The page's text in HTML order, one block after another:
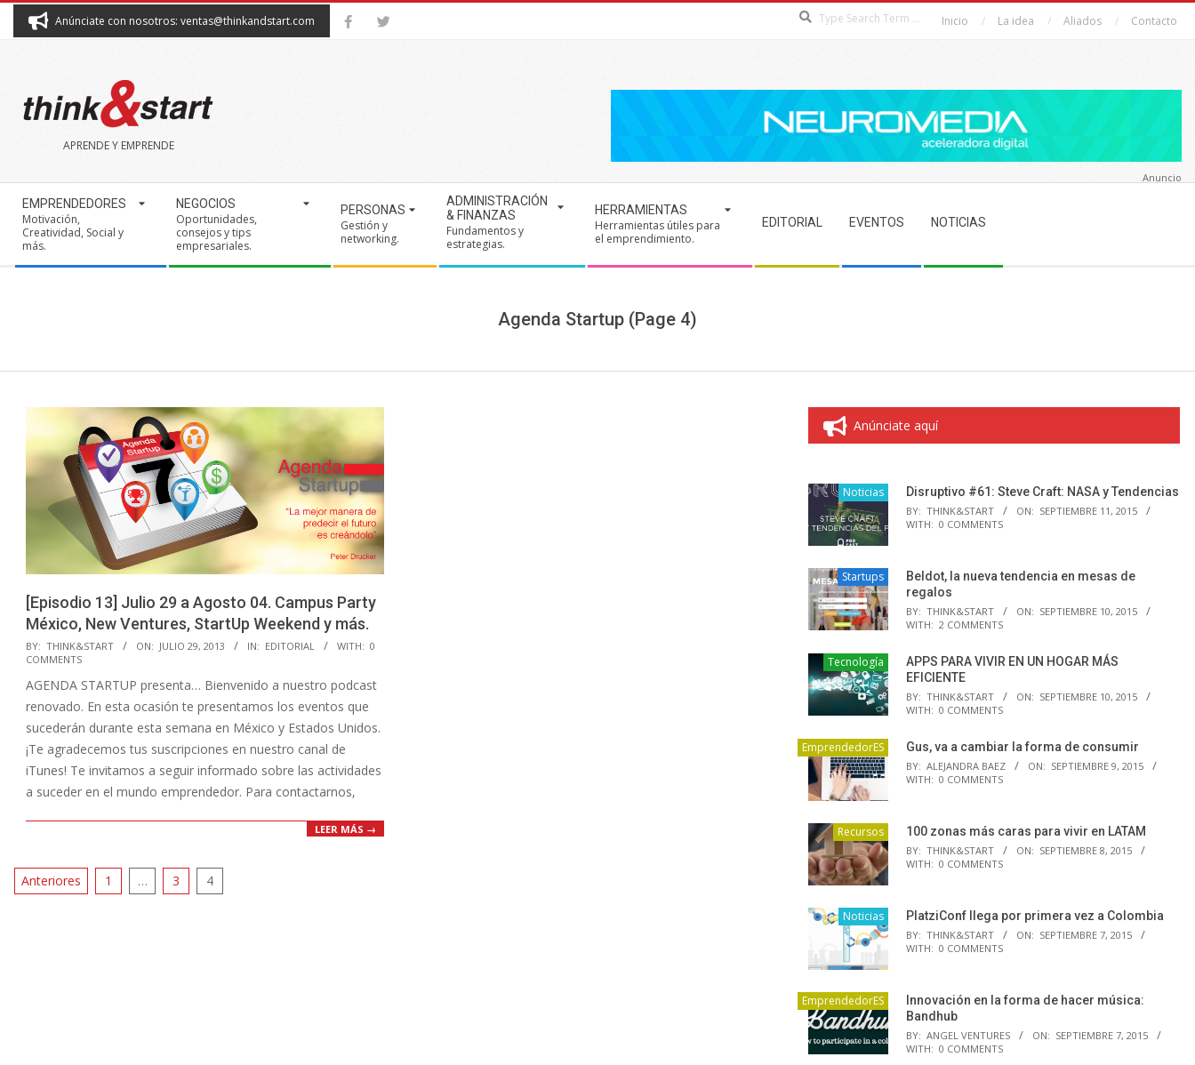
Anúnciate con nosotros: ventas@thinkandstart.com Inicio La idea Aliados Contacto
THINK&START
APRENDE Y EMPRENDE
Navigation
Menu
EMPRENDEDORES
Motivación,
Creatividad, Social y
más.
NEGOCIOS
Oportunidades,
consejos y tips
empresariales.
PERSONAS
Gestión y
networking.
ADMINISTRACIÓN
& FINANZAS
Fundamentos y
estrategias.
HERRAMIENTAS
Herramientas útiles para
el emprendimiento.
EDITORIAL EVENTOS NOTICIAS
Anuncio
Agenda Startup (Page 4)
[Episodio 13] Julio 29 a Agosto 04. Campus Party
México, New Ventures, StartUp Weekend y más.
2013-
07-
29
BY: THINK&START ON: JULIO 29, 2013 IN: EDITORIAL WITH: 0
COMMENTS
AGENDA STARTUP presenta… Bienvenido a nuestro podcast
renovado. En esta ocasión te presentamos los eventos que
sucederán durante esta semana en México y Estados Unidos.
¡Te agradecemos tus suscripciones en nuestro canal de
iTunes! Te invitamos a seguir informado sobre las actividades
a suceder en el mundo emprendedor. Para contactarnos,
LEER MÁS →
Paginación
Anteriores 1 … 3 4
Anúnciate aquí
Noticias Disruptivo #61: Steve Craft: NASA y Tendencias
BY: THINK&START ON: SEPTIEMBRE 11, 2015
WITH: 0 COMMENTS
Startups
Beldot, la nueva tendencia en mesas de
regalos
BY: THINK&START ON: SEPTIEMBRE 10, 2015
WITH: 2 COMMENTS
Tecnología
APPS PARA VIVIR EN UN HOGAR MÁS
EFICIENTE
BY: THINK&START ON: SEPTIEMBRE 10, 2015
WITH: 0 COMMENTS
EmprendedorES Gus, va a cambiar la forma de consumir
BY: ALEJANDRA BAEZ ON: SEPTIEMBRE 9, 2015
WITH: 0 COMMENTS
Recursos 100 zonas más caras para vivir en LATAM
BY: THINK&START ON: SEPTIEMBRE 8, 2015
WITH: 0 COMMENTS
Noticias PlatziConf llega por primera vez a Colombia
BY: THINK&START ON: SEPTIEMBRE 7, 2015
WITH: 0 COMMENTS
EmprendedorES
Innovación en la forma de hacer música:
Bandhub
BY: ANGEL VENTURES ON: SEPTIEMBRE 7, 2015
WITH: 0 COMMENTS